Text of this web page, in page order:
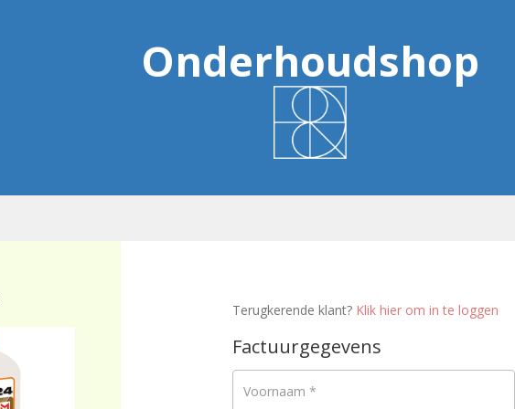
Onderhoudshop
Terugkerende klant? Klik hier om in te loggen
Factuurgegevens
Voornaam *